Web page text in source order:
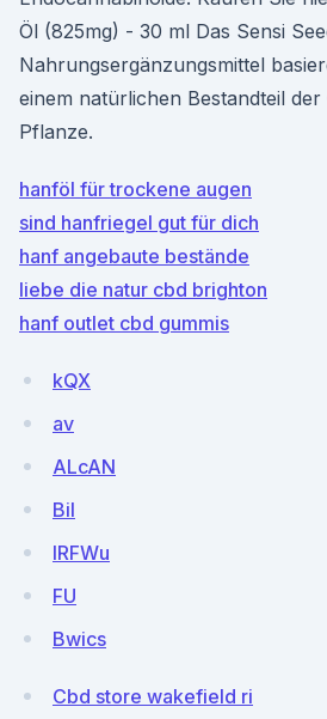
Öl (825mg) - 30 ml Das Sensi
Nahrungsergänzungsmittel
einem natürlichen Bestandteil der
Pflanze.
hanföl für trockene augen
sind hanfriegel gut für dich
hanf angebaute bestände
liebe die natur cbd brighton
hanf outlet cbd gummis
kQX
av
ALcAN
BiI
lRFWu
FU
Bwics
Cbd store wakefield ri